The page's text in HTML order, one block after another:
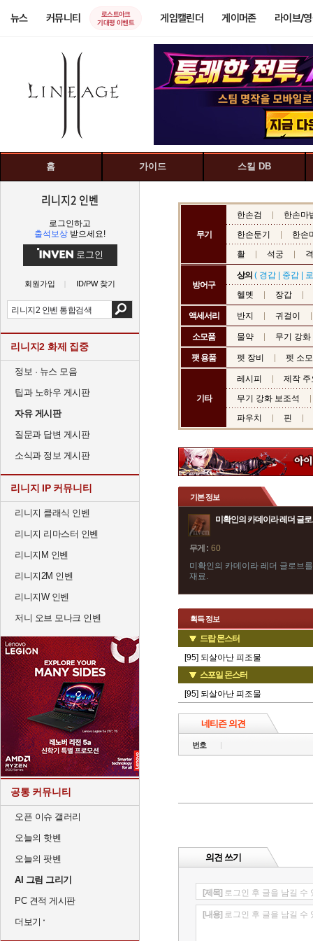
뉴스 커뮤니티
로스트아크
기대평 이벤트
게임캘린더 게이머존 라이브/
홈 가이드 스킬 DB
리니지2 인벤
로그인하고
출석보상 받으세요!
로그인
회원가입 ID/PW 찾기
리니지2 화제 집중
정보 · 뉴스 모음
팁과 노하우 게시판
자유 게시판
질문과 답변 게시판
소식과 정보 게시판
리니지 IP 커뮤니티
리니지 클래식 인벤
리니지 리마스터 인벤
리니지M 인벤
리니지2M 인벤
리니지W 인벤
저니 오브 모나크 인벤
공통 커뮤니티
오픈 이슈 갤러리
오늘의 핫벤
오늘의 팟벤
AI 그림 그리기
PC 견적 게시판
더보기
무기
한손검
한손마
한손둔기
한손
활
석궁
방어구
상의 ( 경갑 중갑
헬멧
장갑
액세서리 반지 귀걸이
소모품 물약 무기 강
팻 용품 펫 장비 펫 소
기타
레시피
제작 주
무기 강화 보조석
파우치
핀
기본 정보
미확인의 카데이라 레더 글
무게 : 60
미확인의 카데이라 레더 글로브
재료.
획득 정보
드랍 몬스터
[95] 되살아난 피조물
스포일 몬스터
[95] 되살아난 피조물
네티즌 의견
번호
의견 쓰기
[제목] 로그인 후 글을 남길 수
[내용] 로그인 후 글을 남길 수